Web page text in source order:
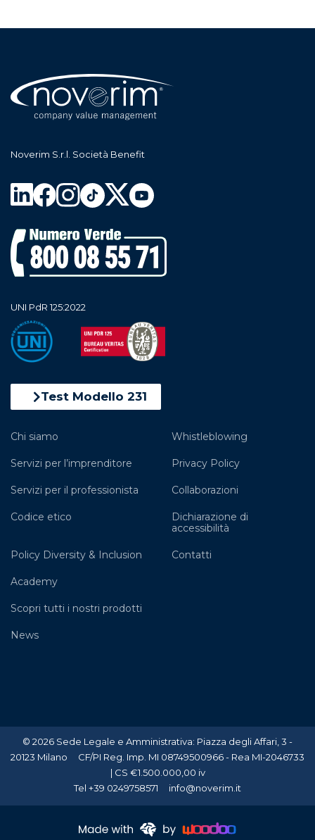
Noverim S.r.l. Società Benefit
UNI PdR 125:2022
Test Modello 231
Chi siamo Whistleblowing
Servizi per l’imprenditore Privacy Policy
Servizi per il professionista Collaborazioni
Codice etico
Dichiarazione di
accessibilità
Policy Diversity & Inclusion Contatti
Academy
Scopri tutti i nostri prodotti
News
© 2026 Sede Legale e Amministrativa: Piazza degli Affari, 3 -
20123 Milano CF/PI Reg. Imp. MI 08749500966 - Rea MI-2046733
| CS €1.500.000,00 iv
Tel +39 0249758571 info@noverim.it